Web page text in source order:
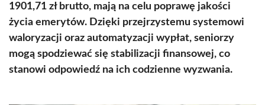
1901,71 zł brutto, mają na celu poprawę jakości
życia emerytów. Dzięki przejrzystemu systemowi
waloryzacji oraz automatyzacji wypłat, seniorzy
mogą spodziewać się stabilizacji finansowej, co
stanowi odpowiedź na ich codzienne wyzwania.